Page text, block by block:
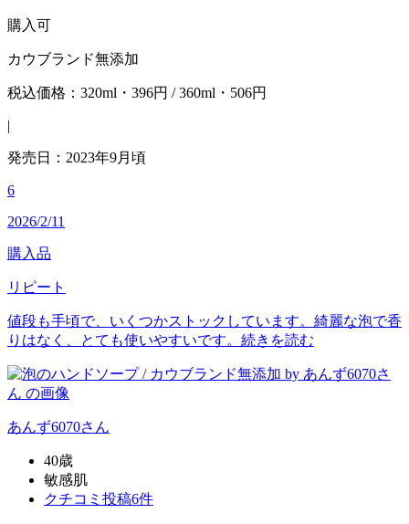
購入可
カウブランド無添加
税込価格：320ml・396円 / 360ml・506円
|
発売日：2023年9月頃
6
2026/2/11
購入品
リピート
値段も手頃で、いくつかストックしています。綺麗な泡で香
りはなく、とても使いやすいです。 続きを読む
あんず6070さん
40歳
敏感肌
クチコミ投稿6件